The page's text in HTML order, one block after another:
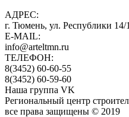
АДРЕС:
г. Тюмень, ул. Республики 14/
E-MAIL:
info@arteltmn.ru
ТЕЛЕФОН:
8(3452) 60-60-55
8(3452) 60-59-60
Наша группа VK
Региональный центр
все права защищены © 2019